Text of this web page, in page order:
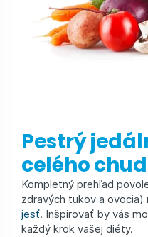
Pestrý
celého
Kompletný prehľad
zdravých tukov a ovocia)
jesť. Inšpirovať by vás
každý krok vašej diéty.